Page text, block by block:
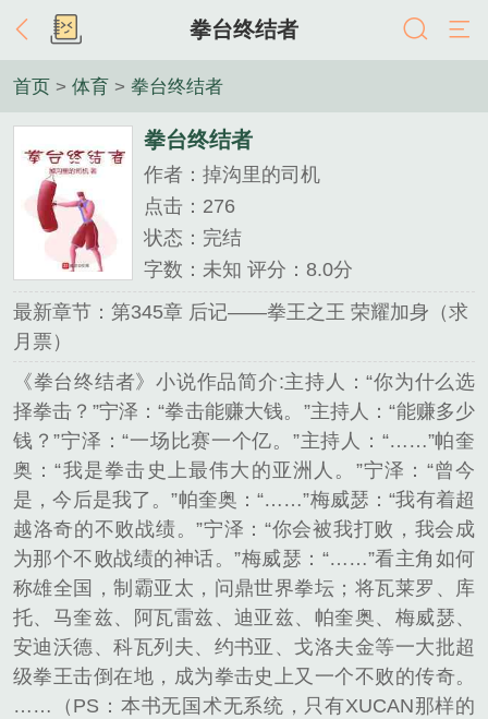
拳台终结者
首页 > 体育 > 拳台终结者
拳台终结者
作者：掉沟里的司机
点击：276
状态：完结
字数：未知 评分：8.0分
最新章节：第345章 后记——拳王之王 荣耀加身（求
月票）
《拳台终结者》小说作品简介:主持人：“你为什么选
择拳击？”宁泽：“拳击能赚大钱。”主持人：“能赚多少
钱？”宁泽：“一场比赛一个亿。”主持人：“……”帕奎
奥：“我是拳击史上最伟大的亚洲人。”宁泽：“曾今
是，今后是我了。”帕奎奥：“……”梅威瑟：“我有着超
越洛奇的不败战绩。”宁泽：“你会被我打败，我会成
为那个不败战绩的神话。”梅威瑟：“……”看主角如何
称雄全国，制霸亚太，问鼎世界拳坛；将瓦莱罗、库
托、马奎兹、阿瓦雷兹、迪亚兹、帕奎奥、梅威瑟、
安迪沃德、科瓦列夫、约书亚、戈洛夫金等一大批超
级拳王击倒在地，成为拳击史上又一个不败的传奇。
……（PS：本书无国术无系统，只有XUCAN那样的